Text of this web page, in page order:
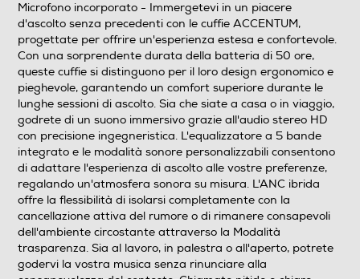
Accessori in dotazione
Cuffie wireless ACCENTUM Cavo di ricarica USB-C
Guida rapida
Descrizione marketing
Immergetevi in un piacere d'ascolto senza precedenti
con le cuffie ACCENTUM, progettate per offrire
un'esperienza estesa e confortevole. Con una
sorprendente durata della batteria di 50 ore, queste
cuffie si distinguono per il loro design ergonomico e
pieghevole, garantendo un comfort superiore durante le
lunghe sessioni di ascolto. Sia che siate a casa o in
viaggio, godrete di un suono immersivo grazie all'audio
stereo HD con precisione ingegneristica. L'equalizzatore
Microfono incorporato - Immergetevi in un piacere
d'ascolto senza precedenti con le cuffie ACCENTUM,
progettate per offrire un'esperienza estesa e confortevole.
Con una sorprendente durata della batteria di 50 ore,
queste cuffie si distinguono per il loro design ergonomico e
pieghevole, garantendo un comfort superiore durante le
lunghe sessioni di ascolto. Sia che siate a casa o in viaggio,
godrete di un suono immersivo grazie all'audio stereo HD
con precisione ingegneristica. L'equalizzatore a 5 bande
integrato e le modalità sonore personalizzabili consentono
di adattare l'esperienza di ascolto alle vostre preferenze,
regalando un'atmosfera sonora su misura. L'ANC ibrida
offre la flessibilità di isolarsi completamente con la
cancellazione attiva del rumore o di rimanere consapevoli
dell'ambiente circostante attraverso la Modalità
trasparenza. Sia al lavoro, in palestra o all'aperto, potrete
godervi la vostra musica senza rinunciare alla